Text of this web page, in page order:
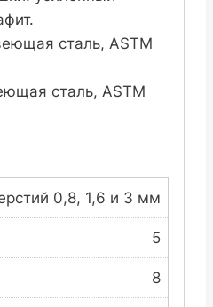
сталь, ASTM
сталь, ASTM
0,8, 1,6 и 3 мм
5
8